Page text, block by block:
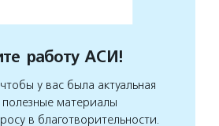
работу АСИ!
у вас была актуальная
материалы
в благотворительности.